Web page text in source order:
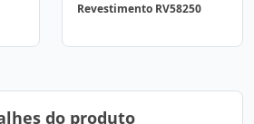
Revestimento RV58250
do produto